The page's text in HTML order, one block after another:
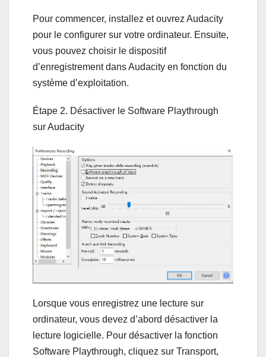
Pour commencer, installez et ouvrez Audacity
pour le configurer sur votre ordinateur. Ensuite,
vous pouvez choisir le dispositif
d’enregistrement dans Audacity en fonction du
système d’exploitation.
Étape 2. Désactiver le Software Playthrough
sur Audacity
Lorsque vous enregistrez une lecture sur
ordinateur, vous devez d’abord désactiver la
lecture logicielle. Pour désactiver la fonction
Software Playthrough, cliquez sur Transport,